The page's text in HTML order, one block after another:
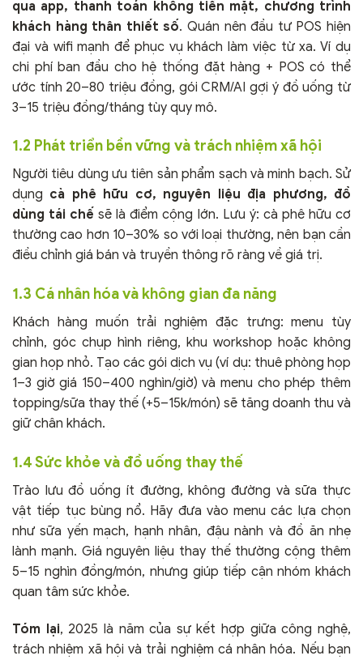
qua app, thanh toán không tiền mặt, chương trình
khách hàng thân thiết số. Quán nên đầu tư POS hiện
đại và wifi mạnh để phục vụ khách làm việc từ xa. Ví dụ
chi phí ban đầu cho hệ thống đặt hàng + POS có thể
ước tính 20–80 triệu đồng, gói CRM/AI gợi ý đồ uống từ
3–15 triệu đồng/tháng tùy quy mô.
1.2 Phát triển bền vững và trách nhiệm xã hội
Người tiêu dùng ưu tiên sản phẩm sạch và minh bạch. Sử
dụng cà phê hữu cơ, nguyên liệu địa phương, đồ
dùng tái chế sẽ là điểm cộng lớn. Lưu ý: cà phê hữu cơ
thường cao hơn 10–30% so với loại thường, nên bạn cần
điều chỉnh giá bán và truyền thông rõ ràng về giá trị.
1.3 Cá nhân hóa và không gian đa năng
Khách hàng muốn trải nghiệm đặc trưng: menu tùy
chỉnh, góc chụp hình riêng, khu workshop hoặc không
gian họp nhỏ. Tạo các gói dịch vụ (ví dụ: thuê phòng họp
1–3 giờ giá 150–400 nghìn/giờ) và menu cho phép thêm
topping/sữa thay thế (+5–15k/món) sẽ tăng doanh thu và
giữ chân khách.
1.4 Sức khỏe và đồ uống thay thế
Trào lưu đồ uống ít đường, không đường và sữa thực
vật tiếp tục bùng nổ. Hãy đưa vào menu các lựa chọn
như sữa yến mạch, hạnh nhân, đậu nành và đồ ăn nhẹ
lành mạnh. Giá nguyên liệu thay thế thường cộng thêm
5–15 nghìn đồng/món, nhưng giúp tiếp cận nhóm khách
quan tâm sức khỏe.
Tóm lại, 2025 là năm của sự kết hợp giữa công nghệ,
trách nhiệm xã hội và trải nghiệm cá nhân hóa. Nếu bạn